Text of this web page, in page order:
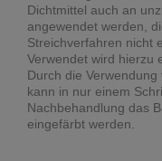
Dichtmittel auch an
angewendet werden,
Streichverfahren nicht
Verwendet wird hierzu
Durch die
kann in nur einem
Nachbehandlung das
eingefärbt werden.